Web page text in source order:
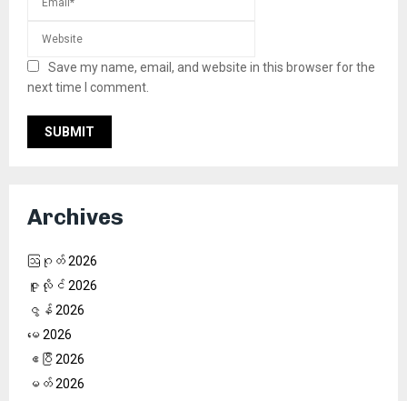
Save my name, email, and website in this browser for the
next time I comment.
Archives
ဩဂုတ် 2026
ဇူလိုင် 2026
ဇွန် 2026
မေ 2026
ဧပြီ 2026
မတ် 2026